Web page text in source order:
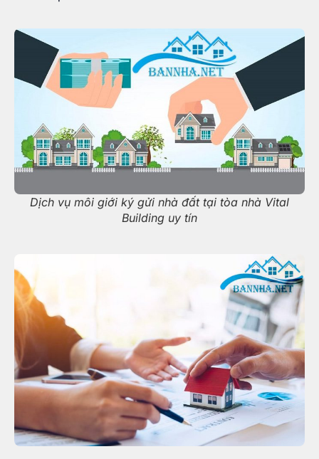
Dịch vụ môi giới ký gửi nhà đất tại tòa nhà Vital
Building uy tín